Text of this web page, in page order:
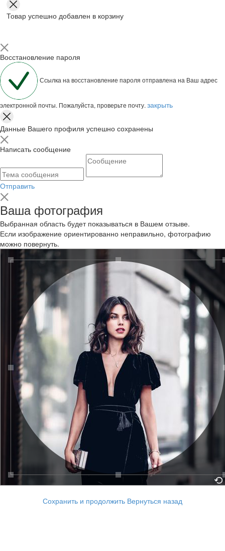
Товар успешно добавлен в корзину
Восстановление пароля
Ссылка на восстановление пароля отправлена на Ваш адрес
электронной почты. Пожалуйста, проверьте почту. закрыть
Данные Вашего профиля успешно сохранены
Написать сообщение
Отправить
Ваша фотография
Выбранная область будет показываться в Вашем отзыве.
Если изображение ориентированно неправильно, фотографию
можно повернуть.
Сохранить и продолжить Вернуться назад